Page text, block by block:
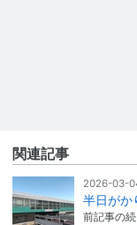
関連記事
2026-03-
半日がか
前記事の